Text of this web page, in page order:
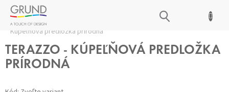
Prejsť
obsah
NÁKUPNÝ
Domov
/ Kúpeľňové predložky Všetky predložky
TERAZZO -
Kúpeľňová predložka prírodná
TERAZZO - KÚPEĽŇOVÁ PREDLOŽKA
PRÍRODNÁ